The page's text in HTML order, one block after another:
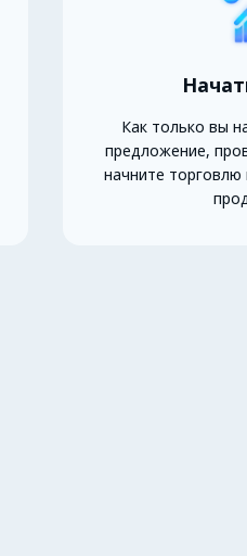
Как только вы
предложение,
начните